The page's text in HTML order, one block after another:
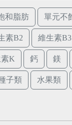
和脂肪 單元不
素B2 維生素B3
K 鈣 鎂
子類 水果類